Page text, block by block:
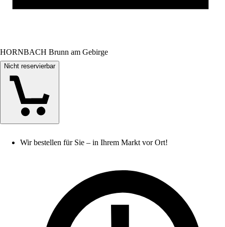
HORNBACH Brunn am Gebirge
Nicht reservierbar
Wir bestellen für Sie – in Ihrem Markt vor Ort!